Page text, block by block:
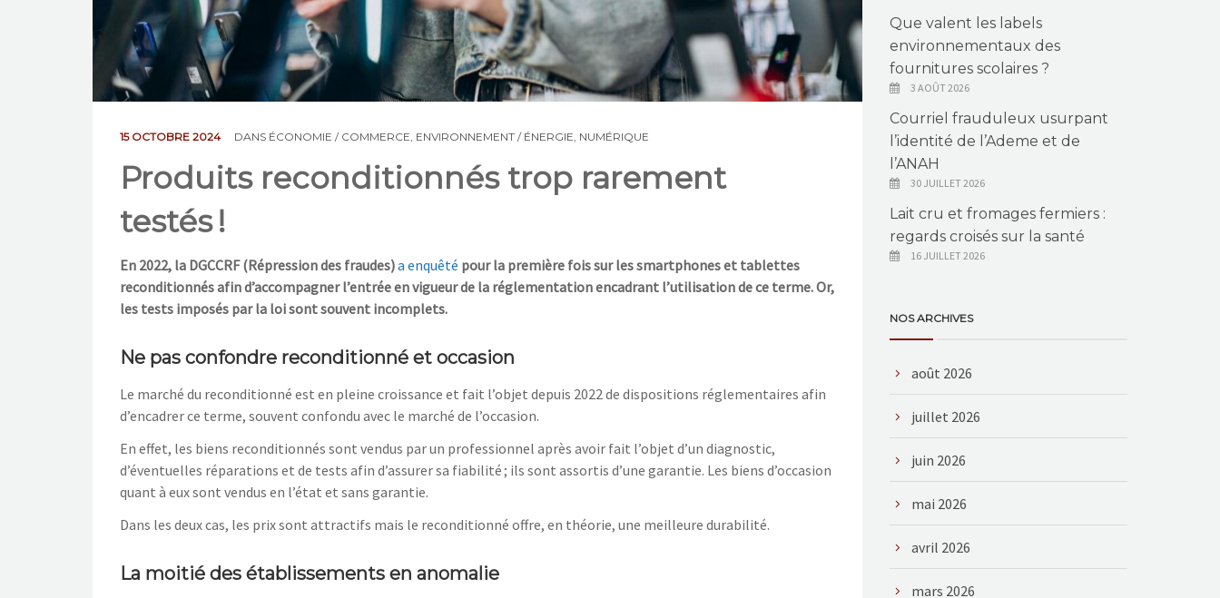
15 OCTOBRE 2024 DANS ÉCONOMIE / COMMERCE ENVIRONNEMENT / ÉNERGIE NUMÉRIQUE
Produits reconditionnés trop rarement
testés !
En 2022, la DGCCRF (Répression des fraudes)a enquêté pour la première fois sur les smartphones et tablettes
reconditionnés afin d’accompagner l’entrée en vigueur de la réglementation encadrant l’utilisation de ce terme. Or,
les tests imposés par la loi sont souvent incomplets.
Ne pas confondre reconditionné et occasion
Le marché du reconditionné est en pleine croissance et fait l’objet depuis 2022 de dispositions réglementaires afin
d’encadrer ce terme, souvent confondu avec le marché de l’occasion.
En effet, les biens reconditionnés sont vendus par un professionnel après avoir fait l’objet d’un diagnostic,
d’éventuelles réparations et de tests afin d’assurer sa fiabilité ; ils sont assortis d’une garantie. Les biens d’occasion
quant à eux sont vendus en l’état et sans garantie.
Dans les deux cas, les prix sont attractifs mais le reconditionné offre, en théorie, une meilleure durabilité.
La moitié des établissements en anomalie
Que valent les labels
environnementaux des
fournitures scolaires ?
3 AOÛT 2026
Courriel frauduleux usurpant
l’identité de l’Ademe et de
l’ANAH
30 JUILLET 2026
Lait cru et fromages fermiers :
regards croisés sur la santé
16 JUILLET 2026
NOS ARCHIVES
août 2026
juillet 2026
juin 2026
mai 2026
avril 2026
mars 2026